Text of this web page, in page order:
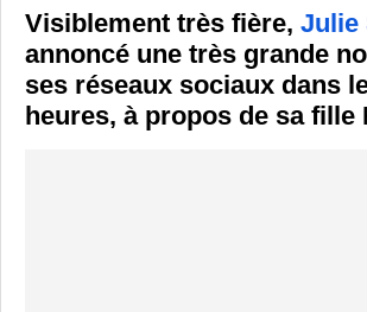
Visiblement très fière, Julie
annoncé une très grande
ses réseaux sociaux dans
heures, à propos de sa fille